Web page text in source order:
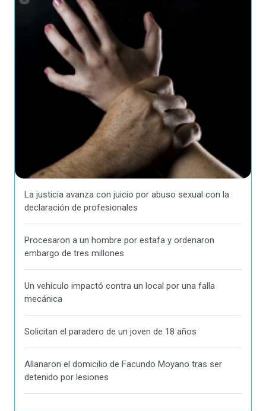
La justicia avanza con juicio por abuso sexual con la
declaración de profesionales
Procesaron a un hombre por estafa y ordenaron
embargo de tres millones
Un vehículo impactó contra un local por una falla
mecánica
Solicitan el paradero de un joven de 18 años
Allanaron el domicilio de Facundo Moyano tras ser
detenido por lesiones